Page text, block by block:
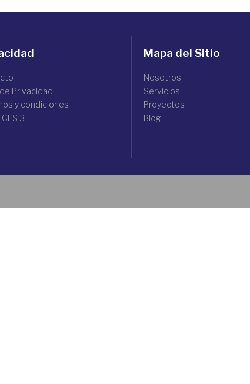
Privacidad
y condiciones
3
Mapa del Sitio
Nosotros
Servicios
Proyectos
Blog